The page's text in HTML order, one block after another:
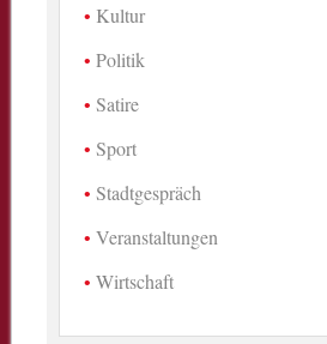
Kultur
Politik
Satire
Sport
Stadtgespräch
Veranstaltungen
Wirtschaft